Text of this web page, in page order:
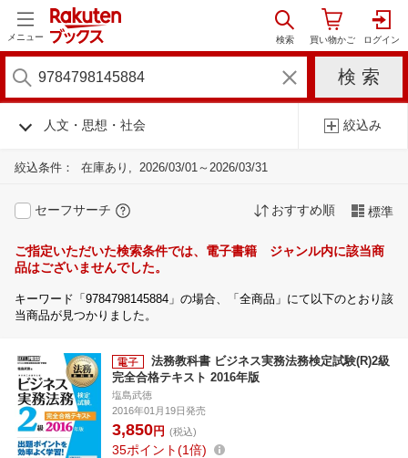
メニュー
人文・思想・社会 絞込み
絞込条件： 在庫あり 2026/03/01～2026/03/31
セーフサーチ おすすめ順 標準
ご指定いただいた検索条件では、電子書籍 ジャンル内に該当商
品はございませんでした。
キーワード「9784798145884」の場合、「全商品」にて以下のとおり該
当商品が見つかりました。
法務教科書 ビジネス実務法務検定試験(R)2級
完全合格テキスト 2016年版
塩島武徳
2016年01月19日発売
3,850円 (税込)
35ポイント 1倍